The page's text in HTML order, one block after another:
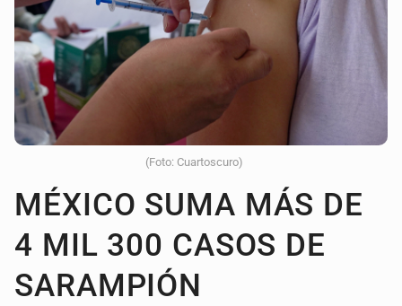
(Foto: Cuartoscuro)
MÉXICO SUMA MÁS DE
4 MIL 300 CASOS DE
SARAMPIÓN